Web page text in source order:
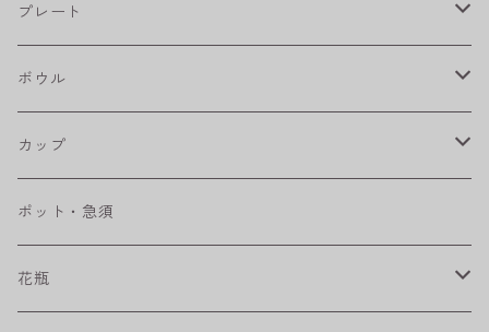
フラワーパレード
八角シリーズ
RONDE
ベベルボウル
プリーツ
プレート
楕円皿
丸皿
長皿
角皿
ボウル
大鉢
中鉢
小鉢
カップ
カップ
マグカップ
ポット・急須
花瓶